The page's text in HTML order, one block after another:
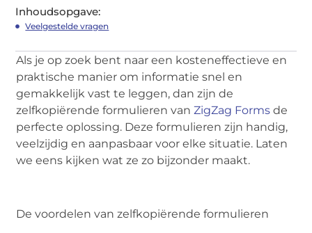
Inhoudsopgave:
Veelgestelde vragen
Als je op zoek bent naar een kosteneffectieve en
praktische manier om informatie snel en
gemakkelijk vast te leggen, dan zijn de
zelfkopiërende formulieren vanZigZag Forms de
perfecte oplossing. Deze formulieren zijn handig,
veelzijdig en aanpasbaar voor elke situatie. Laten
we eens kijken wat ze zo bijzonder maakt.
De voordelen van zelfkopiërende formulieren